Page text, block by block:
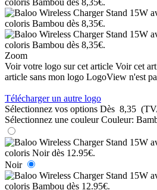
Zoom
Voir votre logo sur cet article Voir cet
article sans mon logo LogoView n'est
Télécharger un autre logo
Sélectionnez vos options Dès 8,35
Sélectionnez une couleur Couleur:
Noir